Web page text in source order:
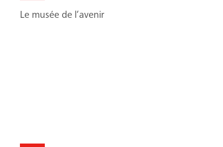
Le musée de l’avenir